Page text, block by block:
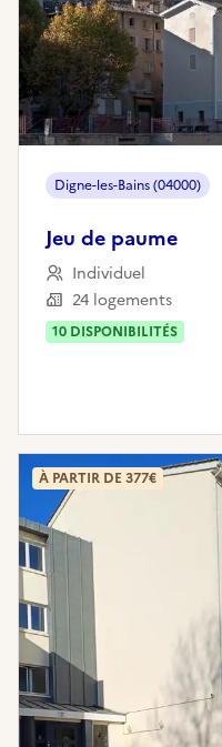
Jeu de paume
Individuel
24 logements
10 DISPONIBILITÉS
Digne-les-Bains (04000)
À PARTIR DE 377€